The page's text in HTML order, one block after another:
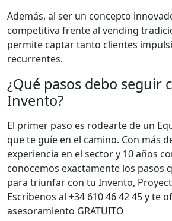
Además, al ser un concepto
competitiva frente al vending
permite captar tanto clientes
recurrentes.
¿Qué pasos debo seguir
Invento?
El primer paso es rodearte de un
que te guíe en el camino. Con más
experiencia en el sector y 10 años
conocemos exactamente los pasos
para triunfar con tu Invento,
Escríbenos al +34 610 46 42 45 y te
asesoramiento GRATUITO